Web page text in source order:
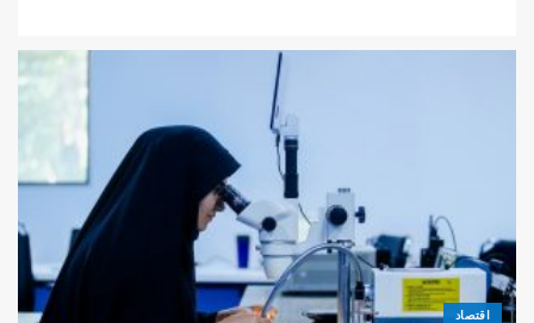
اقتصاد